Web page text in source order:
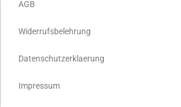
AGB
Widerrufsbelehrung
Datenschutzerklaerung
Impressum